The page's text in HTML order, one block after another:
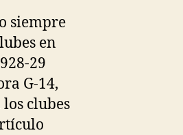
siempre
en
29
G-14,
clubes